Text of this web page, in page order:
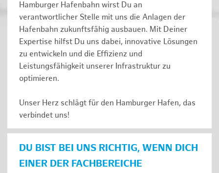
Hamburger Hafenbahn wirst Du an
verantwortlicher Stelle mit uns die Anlagen der
Hafenbahn zukunftsfähig ausbauen. Mit Deiner
Expertise hilfst Du uns dabei, innovative Lösungen
zu entwickeln und die Effizienz und
Leistungsfähigkeit unserer Infrastruktur zu
optimieren.
Unser Herz schlägt für den Hamburger Hafen, das
verbindet uns!
DU BIST BEI UNS RICHTIG, WENN DICH
EINER DER FACHBEREICHE